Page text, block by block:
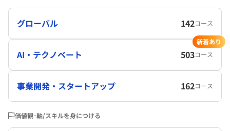
グローバル 142コース
AI・テクノベート 503コース
新着あり
事業開発・スタートアップ 162コース
価値観･軸/スキルを身につける